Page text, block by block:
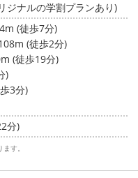
ジナルの学割プランあり)
(徒歩7分)
(徒歩2分)
(徒歩19分)
)
3分)
分)
す。